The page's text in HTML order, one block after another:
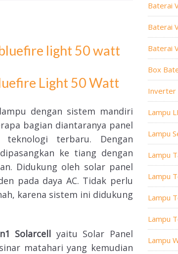
Light 50 Watt
dengan sistem mandiri
bagian diantaranya panel
terbaru. Dengan
ke tiang dengan
Didukung oleh solar panel
pada daya AC. Tidak perlu
karena sistem ini didukung
Solarcell yaitu Solar Panel
matahari yang kemudian
Baterai
Baterai
Baterai
Box
Inverter
Lampu
Lampu
Lampu
Lampu
Lampu
Lampu
Lampu